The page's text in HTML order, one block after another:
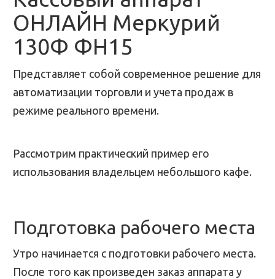
ОНЛАЙН Меркурий
130Ф ФН15
Представляет собой современное решение для
автоматизации торговли и учета продаж в
режиме реального времени.
Рассмотрим практический пример его
использования владельцем небольшого кафе.
Подготовка рабочего места
Утро начинается с подготовки рабочего места.
После того как произведен заказ аппарата у